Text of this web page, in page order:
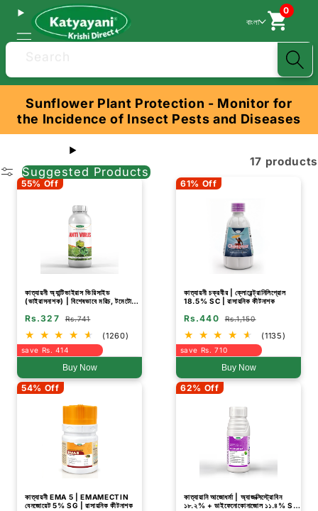
বাংলা
0
Sunflower Plant Protection - Monitor for
the Incidence of Insect Pests and Diseases
Suggested Products
17 products
55% Off
কাত্যায়নী অ্যান্টিভাইরাস ভিরিসাইড
(ভাইরাসনাশক) | বিশেষভাবে মরিচ, টমেটো
Rs.327 Rs.741
(1260)
save Rs. 414
Buy Now
61% Off
কাত্যায়নী চক্রবীর | ক্লোরেন্ট্রানিলিপ্রোল
18.5% SC | রাসায়নিক কীটনাশক
Rs.440 Rs.1,150
(1135)
save Rs. 710
Buy Now
54% Off
কাত্যায়নী EMA 5 | EMAMECTIN
বেনজোয়েট 5% SG | রাসায়নিক কীটনাশক
62% Off
কাত্যায়ানি আজোধর্মা | অ্যাজক্সিস্ট্রোবিন
১৮.২% + ডাইফেনোকোনাজোল ১১.৪% SC